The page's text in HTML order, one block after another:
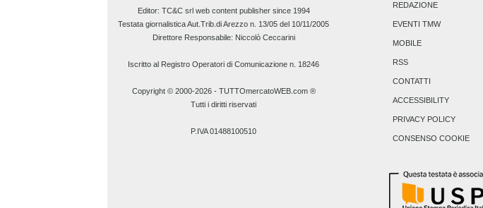
Editor: TC&C srlweb content publisher since 1994
Testata giornalistica Aut.Trib.di Arezzo n. 13/05 del 10/11/2005
Direttore Responsabile: Niccolò Ceccarini
Iscritto al Registro Operatori di Comunicazione n. 18246
Copyright © 2000-2026- TUTTOmercatoWEB.com ®
Tutti i diritti riservati
P.IVA 01488100510
REDAZIONE
EVENTI TMW
MOBILE
RSS
CONTATTI
ACCESSIBILITY
PRIVACY POLICY
CONSENSO COOKIE